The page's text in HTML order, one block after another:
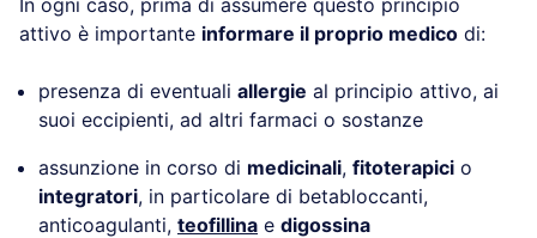
attivo è importante informare il proprio medico di:
presenza di eventuali allergie al principio attivo, ai
suoi eccipienti, ad altri farmaci o sostanze
assunzione in corso di medicinali, fitoterapici o
integratori, in particolare di betabloccanti,
anticoagulanti, teofillina e digossina